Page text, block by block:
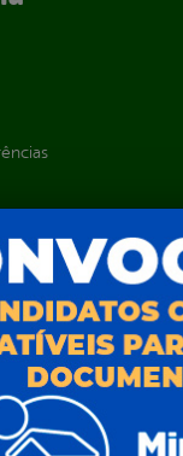
de Contas